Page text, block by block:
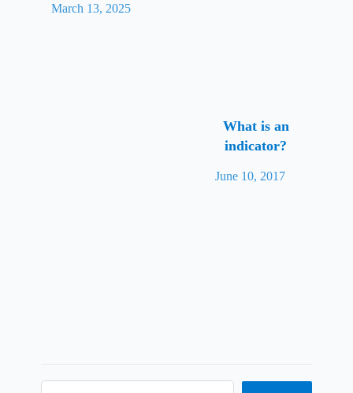
March 13, 2025
What is an
indicator?
June 10, 2017
In this collection, we consider quality not a